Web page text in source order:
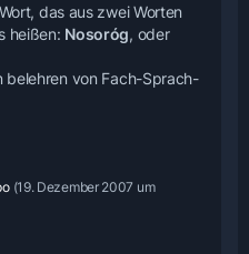
das aus zwei Worten
heißen: Nosoróg, oder
belehren von Fach-Sprach-
(19. Dezember 2007 um